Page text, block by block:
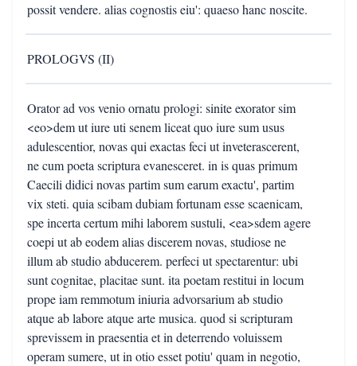
possit vendere. alias cognostis eiu': quaeso hanc noscite.
PROLOGVS (II)
Orator ad vos venio ornatu prologi: sinite exorator sim
<eo>dem ut iure uti senem liceat quo iure sum usus
adulescentior, novas qui exactas feci ut inveterascerent,
ne cum poeta scriptura evanesceret. in is quas primum
Caecili didici novas partim sum earum exactu', partim
vix steti. quia scibam dubiam fortunam esse scaenicam,
spe incerta certum mihi laborem sustuli, <ea>sdem agere
coepi ut ab eodem alias discerem novas, studiose ne
illum ab studio abducerem. perfeci ut spectarentur: ubi
sunt cognitae, placitae sunt. ita poetam restitui in locum
prope iam remmotum iniuria advorsarium ab studio
atque ab labore atque arte musica. quod si scripturam
sprevissem in praesentia et in deterrendo voluissem
operam sumere, ut in otio esset potiu' quam in negotio,